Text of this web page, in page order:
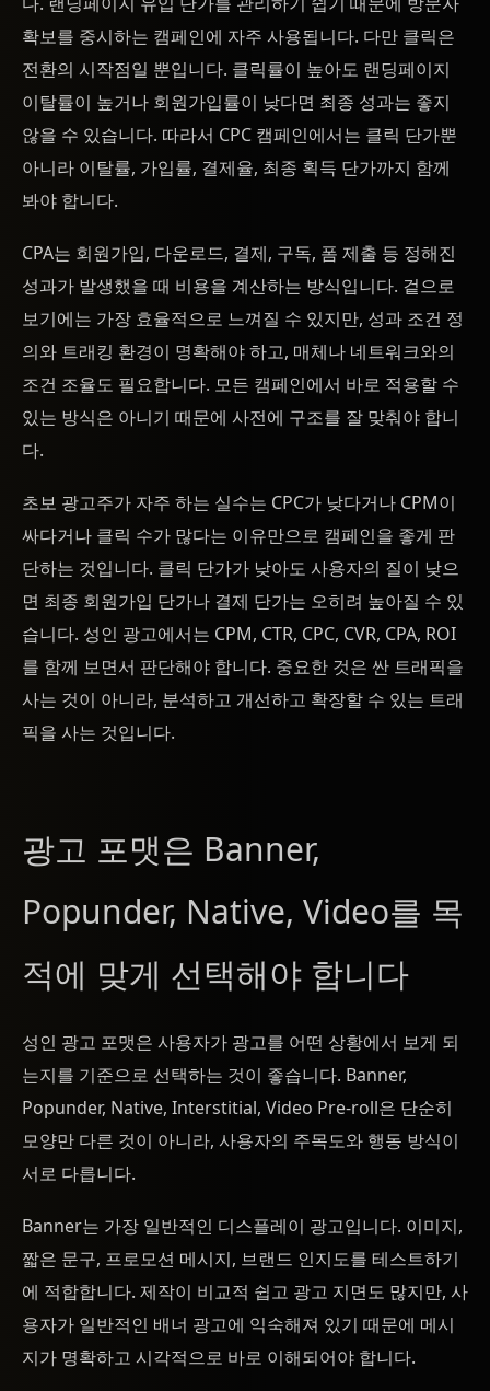
확보를 중시하는 캠페인에 자주 사용됩니다. 다만 클릭은
전환의 시작점일 뿐입니다. 클릭률이 높아도 랜딩페이지
이탈률이 높거나 회원가입률이 낮다면 최종 성과는 좋지
않을 수 있습니다. 따라서 CPC 캠페인에서는 클릭 단가뿐
아니라 이탈률, 가입률, 결제율, 최종 획득 단가까지 함께
봐야 합니다.
CPA는 회원가입, 다운로드, 결제, 구독, 폼 제출 등 정해진
성과가 발생했을 때 비용을 계산하는 방식입니다. 겉으로
보기에는 가장 효율적으로 느껴질 수 있지만, 성과 조건 정
의와 트래킹 환경이 명확해야 하고, 매체나 네트워크와의
조건 조율도 필요합니다. 모든 캠페인에서 바로 적용할 수
있는 방식은 아니기 때문에 사전에 구조를 잘 맞춰야 합니
다.
초보 광고주가 자주 하는 실수는 CPC가 낮다거나 CPM이
싸다거나 클릭 수가 많다는 이유만으로 캠페인을 좋게 판
단하는 것입니다. 클릭 단가가 낮아도 사용자의 질이 낮으
면 최종 회원가입 단가나 결제 단가는 오히려 높아질 수 있
습니다. 성인 광고에서는 CPM, CTR, CPC, CVR, CPA, ROI
를 함께 보면서 판단해야 합니다. 중요한 것은 싼 트래픽을
사는 것이 아니라, 분석하고 개선하고 확장할 수 있는 트래
픽을 사는 것입니다.
광고 포맷은 Banner,
Popunder, Native, Video를 목
적에 맞게 선택해야 합니다
성인 광고 포맷은 사용자가 광고를 어떤 상황에서 보게 되
는지를 기준으로 선택하는 것이 좋습니다. Banner,
Popunder, Native, Interstitial, Video Pre-roll은 단순히
모양만 다른 것이 아니라, 사용자의 주목도와 행동 방식이
서로 다릅니다.
Banner는 가장 일반적인 디스플레이 광고입니다. 이미지,
짧은 문구, 프로모션 메시지, 브랜드 인지도를 테스트하기
에 적합합니다. 제작이 비교적 쉽고 광고 지면도 많지만, 사
용자가 일반적인 배너 광고에 익숙해져 있기 때문에 메시
지가 명확하고 시각적으로 바로 이해되어야 합니다.